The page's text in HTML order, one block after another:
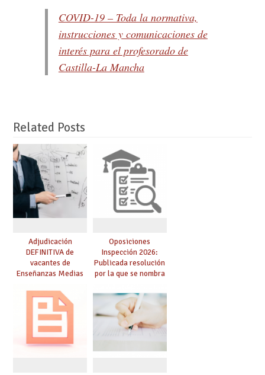
COVID-19 – Toda la normativa,
instrucciones y comunicaciones de
interés para el profesorado de
Castilla-La Mancha
Related Posts
Adjudicación
DEFINITIVA de
vacantes de
Enseñanzas Medias
Oposiciones
Inspección 2026:
Publicada resolución
por la que se nombra
prácticas, se regulan
dichas prácticas y se
convoca acto público
de adjudicación